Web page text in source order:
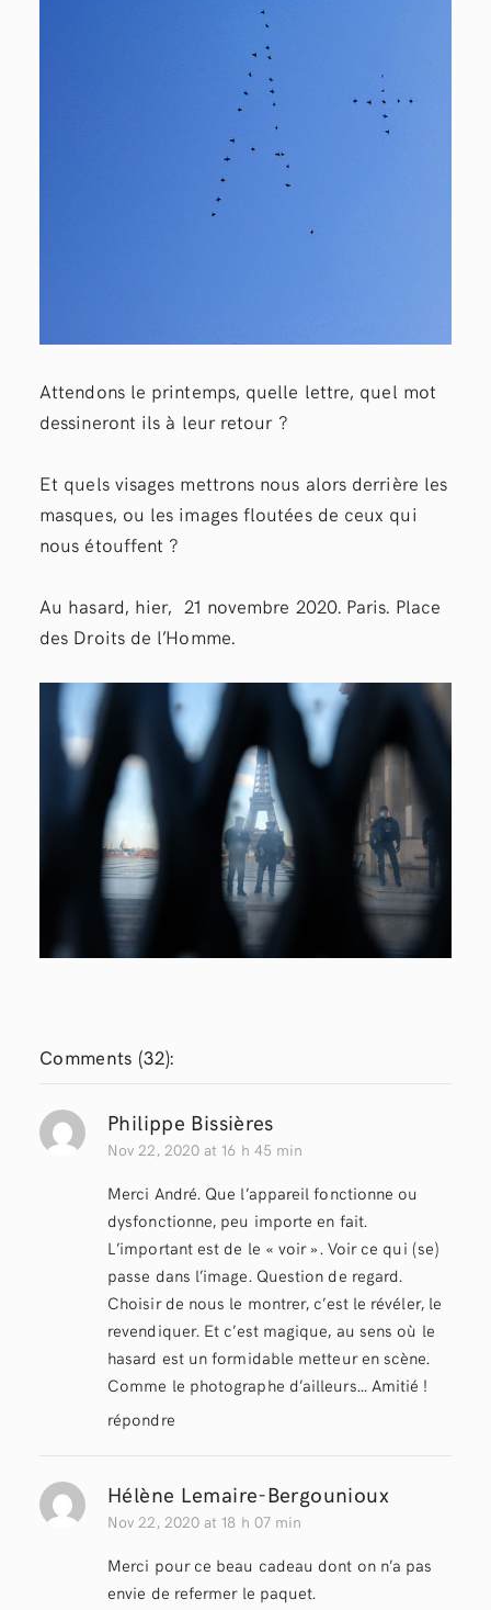
Attendons le printemps, quelle lettre, quel mot
dessineront ils à leur retour ?
Et quels visages mettrons nous alors derrière les
masques, ou les images floutées de ceux qui
nous étouffent ?
Au hasard, hier, 21 novembre 2020. Paris. Place
des Droits de l’Homme.
Comments (32):
Philippe Bissières
Nov 22, 2020 at 16 h 45 min
Merci André. Que l’appareil fonctionne ou
dysfonctionne, peu importe en fait.
L’important est de le « voir ». Voir ce qui (se)
passe dans l’image. Question de regard.
Choisir de nous le montrer, c’est le révéler, le
revendiquer. Et c’est magique, au sens où le
hasard est un formidable metteur en scène.
Comme le photographe d’ailleurs… Amitié !
répondre
Hélène Lemaire-Bergounioux
Nov 22, 2020 at 18 h 07 min
Merci pour ce beau cadeau dont on n’a pas
envie de refermer le paquet.